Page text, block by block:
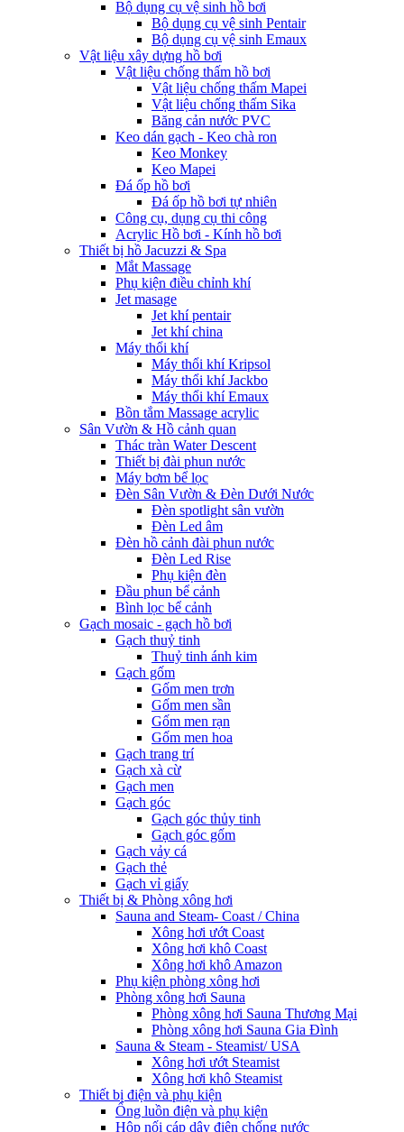
Bộ dụng cụ vệ sinh hồ bơi
Bộ dụng cụ vệ sinh Pentair
Bộ dụng cụ vệ sinh Emaux
Vật liệu xây dựng hồ bơi
Vật liệu chống thấm hồ bơi
Vật liệu chống thấm Mapei
Vật liệu chống thấm Sika
Băng cản nước PVC
Keo dán gạch - Keo chà ron
Keo Monkey
Keo Mapei
Đá ốp hồ bơi
Đá ốp hồ bơi tự nhiên
Công cụ, dụng cụ thi công
Acrylic Hồ bơi - Kính hồ bơi
Thiết bị hồ Jacuzzi & Spa
Mắt Massage
Phụ kiện điều chỉnh khí
Jet masage
Jet khí pentair
Jet khí china
Máy thổi khí
Máy thổi khí Kripsol
Máy thổi khí Jackbo
Máy thổi khí Emaux
Bồn tắm Massage acrylic
Sân Vườn & Hồ cảnh quan
Thác tràn Water Descent
Thiết bị đài phun nước
Máy bơm bể lọc
Đèn Sân Vườn & Đèn Dưới Nước
Đèn spotlight sân vườn
Đèn Led âm
Đèn hồ cảnh đài phun nước
Đèn Led Rise
Phụ kiện đèn
Đầu phun bể cảnh
Bình lọc bể cảnh
Gạch mosaic - gạch hồ bơi
Gạch thuỷ tinh
Thuỷ tinh ánh kim
Gạch gốm
Gốm men trơn
Gốm men sần
Gốm men rạn
Gốm men hoa
Gạch trang trí
Gạch xà cừ
Gạch men
Gạch góc
Gạch góc thủy tinh
Gạch góc gốm
Gạch vảy cá
Gạch thẻ
Gạch vỉ giấy
Thiết bị & Phòng xông hơi
Sauna and Steam- Coast / China
Xông hơi ướt Coast
Xông hơi khô Coast
Xông hơi khô Amazon
Phụ kiện phòng xông hơi
Phòng xông hơi Sauna
Phòng xông hơi Sauna Thương Mại
Phòng xông hơi Sauna Gia Đình
Sauna & Steam - Steamist/ USA
Xông hơi ướt Steamist
Xông hơi khô Steamist
Thiết bị điện và phụ kiện
Ống luồn điện và phụ kiện
Hộp nối cáp dây điện chống nước